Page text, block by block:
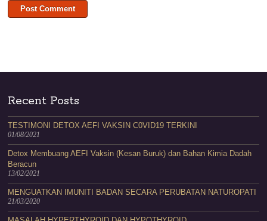
Recent Posts
TESTIMONI DETOX AEFI VAKSIN C0VID19 TERKINI
01/08/2021
Detox Membuang AEFI Vaksin (Kesan Buruk) dan Bahan Kimia Dadah
Beracun
13/02/2021
MENGUATKAN IMUNITI BADAN SECARA PERUBATAN NATUROPATI
21/03/2020